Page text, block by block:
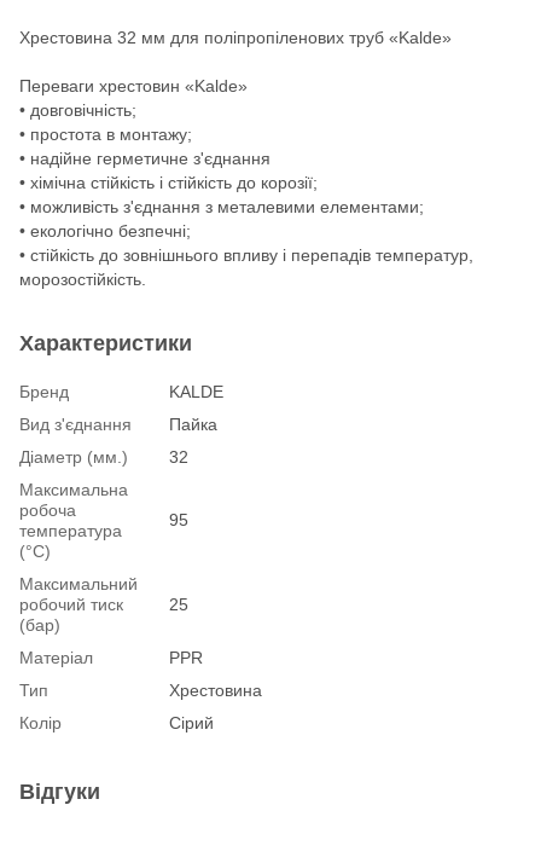
Хрестовина 32 мм для поліпропіленових труб «Kalde»
Переваги хрестовин «Kalde»
• довговічність;
• простота в монтажу;
• надійне герметичне з'єднання
• хімічна стійкість і стійкість до корозії;
• можливість з'єднання з металевими елементами;
• екологічно безпечні;
• стійкість до зовнішнього впливу і перепадів температур,
морозостійкість.
Характеристики
Бренд
KALDE
Вид з'єднання
Пайка
Діаметр (мм.)
32
Максимальна
робоча
температура
(°С)
95
Максимальний
робочий тиск
(бар)
25
Матеріал
PPR
Тип
Хрестовина
Колір
Сірий
Відгуки